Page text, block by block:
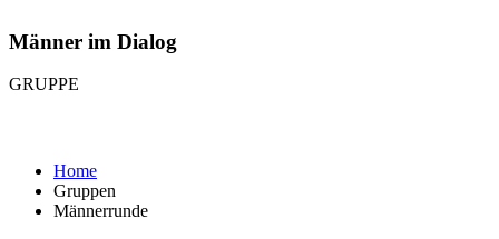
Männer im Dialog
GRUPPE
Home
Gruppen
Männerrunde